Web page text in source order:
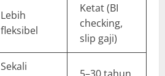
Lebih
fleksibel
Ketat (BI
checking,
slip gaji)
Sekali